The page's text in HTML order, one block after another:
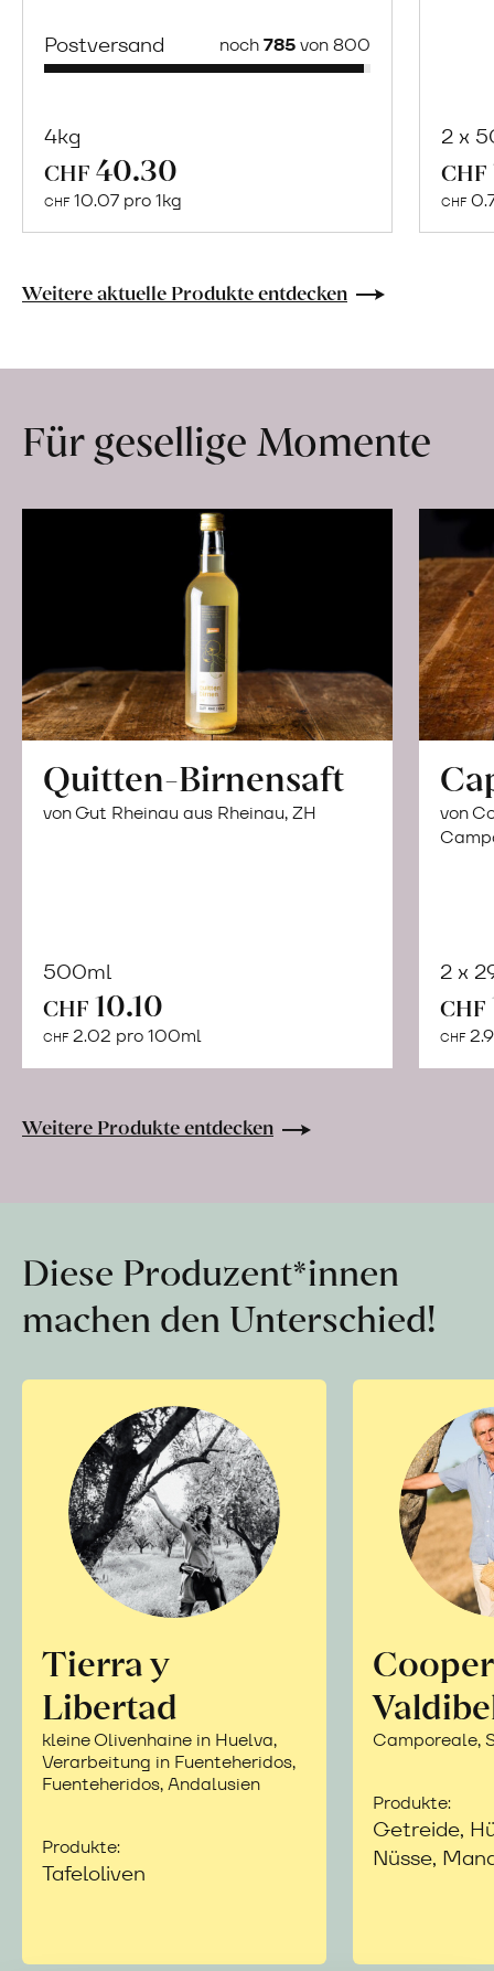
Postversand noch785von 800
4kg
CHF 40.30
CHF 10.07 pro 1kg
Naturbelassene
Lebensmittel
Hof
erfahren
2 x
CHF
CHF
Weitere aktuelle Produkte entdecken
Für gesellige Momente
Quitten-Birnensaft
von Gut Rheinau aus Rheinau, ZH
500ml
CHF 10.10
CHF 2.02 pro 100ml
Warenkorb
von
2 x
CHF
CHF
Weitere Produkte entdecken
Diese Produzent*innen
machen den Unterschied!
Tierra y
Libertad
kleine Olivenhaine in Huelva,
Verarbeitung in Fuenteheridos,
Fuenteheridos, Andalusien
Produkte:
Tafeloliven
Camporeale,
Produkte:
Getreide,
Nüsse,